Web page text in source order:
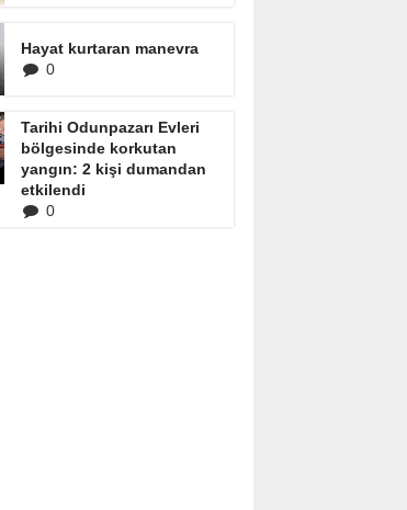
Hayat kurtaran manevra
0
Tarihi Odunpazarı Evleri
bölgesinde korkutan
yangın: 2 kişi dumandan
etkilendi
0